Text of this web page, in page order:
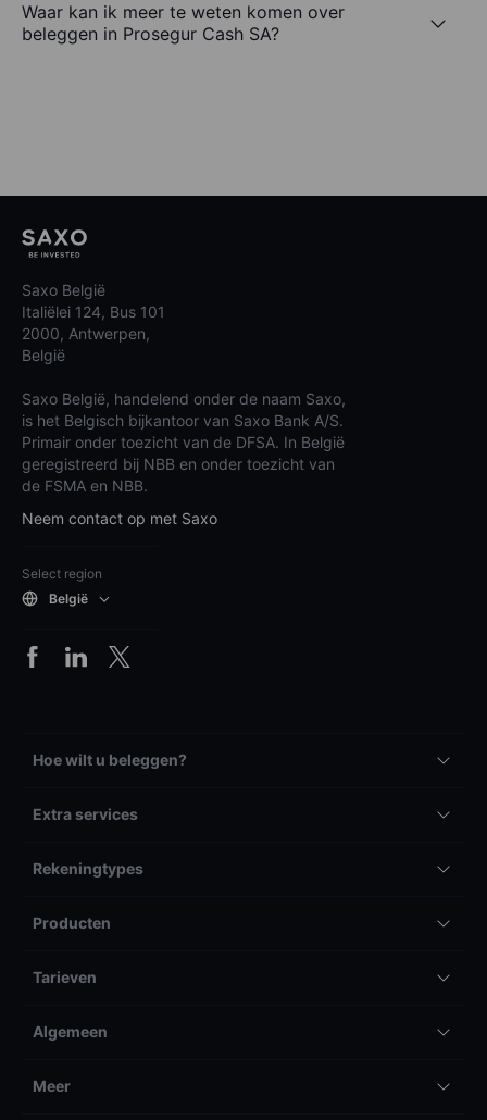
Waar kan ik meer te weten komen over
beleggen in Prosegur Cash SA?
Saxo België
Italiëlei 124, Bus 101
2000, Antwerpen,
België
Saxo België, handelend onder de naam Saxo,
is het Belgisch bijkantoor van Saxo Bank A/S.
Primair onder toezicht van de DFSA. In België
geregistreerd bij NBB en onder toezicht van
de FSMA en NBB.
Neem contact op met Saxo
Select region
België
Hoe wilt u beleggen?
Extra services
Rekeningtypes
Producten
Tarieven
Algemeen
Meer